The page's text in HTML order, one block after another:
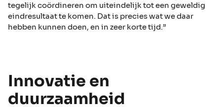
tegelijk coördineren om uiteindelijk tot een geweldig
eindresultaat te komen. Dat is precies wat we daar
hebben kunnen doen, en in zeer korte tijd.”
Innovatie en
duurzaamheid